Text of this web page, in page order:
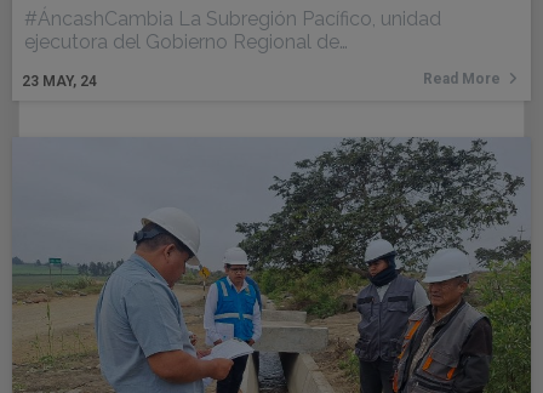
23 MAY, 24
#ÁncashCambia La Subregión Pacífico, unidad
ejecutora del Gobierno Regional de…
Read More